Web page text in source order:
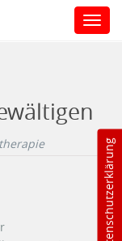
Datenschutzerklärung